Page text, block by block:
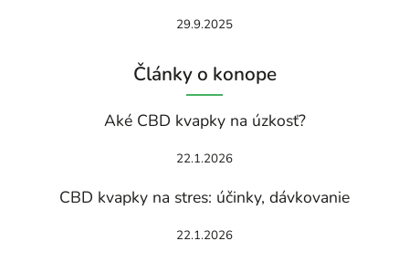
29.9.2025
Články o konope
Aké CBD kvapky na úzkosť?
22.1.2026
CBD kvapky na stres: účinky, dávkovanie
22.1.2026